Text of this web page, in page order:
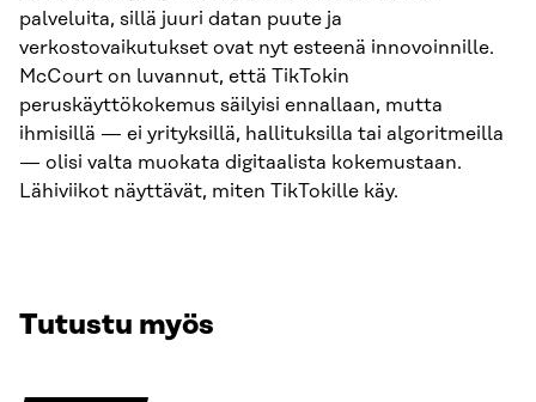
palveluita, sillä juuri datan puute ja
verkostovaikutukset ovat nyt esteenä innovoinnille.
McCourt on luvannut, että TikTokin
peruskäyttökokemus säilyisi ennallaan, mutta
ihmisillä — ei yrityksillä, hallituksilla tai algoritmeilla
— olisi valta muokata digitaalista kokemustaan.
Lähiviikot näyttävät, miten TikTokille käy.
Tutustu myös